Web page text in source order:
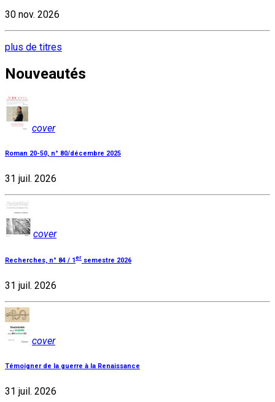
30 nov. 2026
plus de titres
Nouveautés
cover
Roman 20-50, n° 80/décembre 2025
31 juil. 2026
cover
Recherches, n° 84 / 1 er semestre 2026
31 juil. 2026
cover
Témoigner de la guerre à la Renaissance
31 juil. 2026